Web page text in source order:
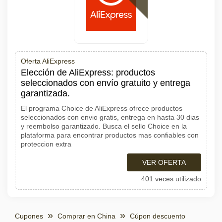
Oferta AliExpress
Elección de AliExpress: productos
seleccionados con envío gratuito y entrega
garantizada.
El programa Choice de AliExpress ofrece productos
seleccionados con envio gratis, entrega en hasta 30 dias
y reembolso garantizado. Busca el sello Choice en la
plataforma para encontrar productos mas confiables con
proteccion extra
VER OFERTA
401 veces utilizado
Cupones Comprar en China
Cúpon descuento